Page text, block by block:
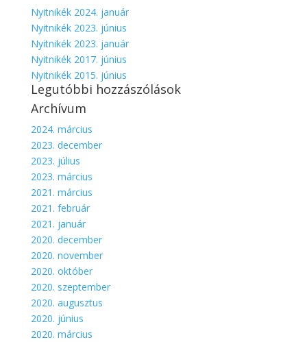
Nyitnikék 2024. január
Nyitnikék 2023. június
Nyitnikék 2023. január
Nyitnikék 2017. június
Nyitnikék 2015. június
Legutóbbi hozzászólások
Archívum
2024. március
2023. december
2023. július
2023. március
2021. március
2021. február
2021. január
2020. december
2020. november
2020. október
2020. szeptember
2020. augusztus
2020. június
2020. március